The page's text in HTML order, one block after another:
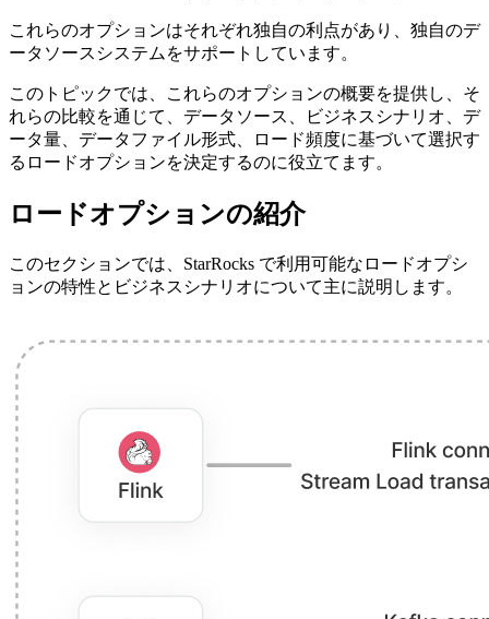
これらのオプションはそれぞれ独自の利点があり、独自のデ
ータソースシステムをサポートしています。
このトピックでは、これらのオプションの概要を提供し、そ
れらの比較を通じて、データソース、ビジネスシナリオ、デ
ータ量、データファイル形式、ロード頻度に基づいて選択す
るロードオプションを決定するのに役立てます。
ロードオプションの紹介
このセクションでは、StarRocks で利用可能なロードオプシ
ョンの特性とビジネスシナリオについて主に説明します。